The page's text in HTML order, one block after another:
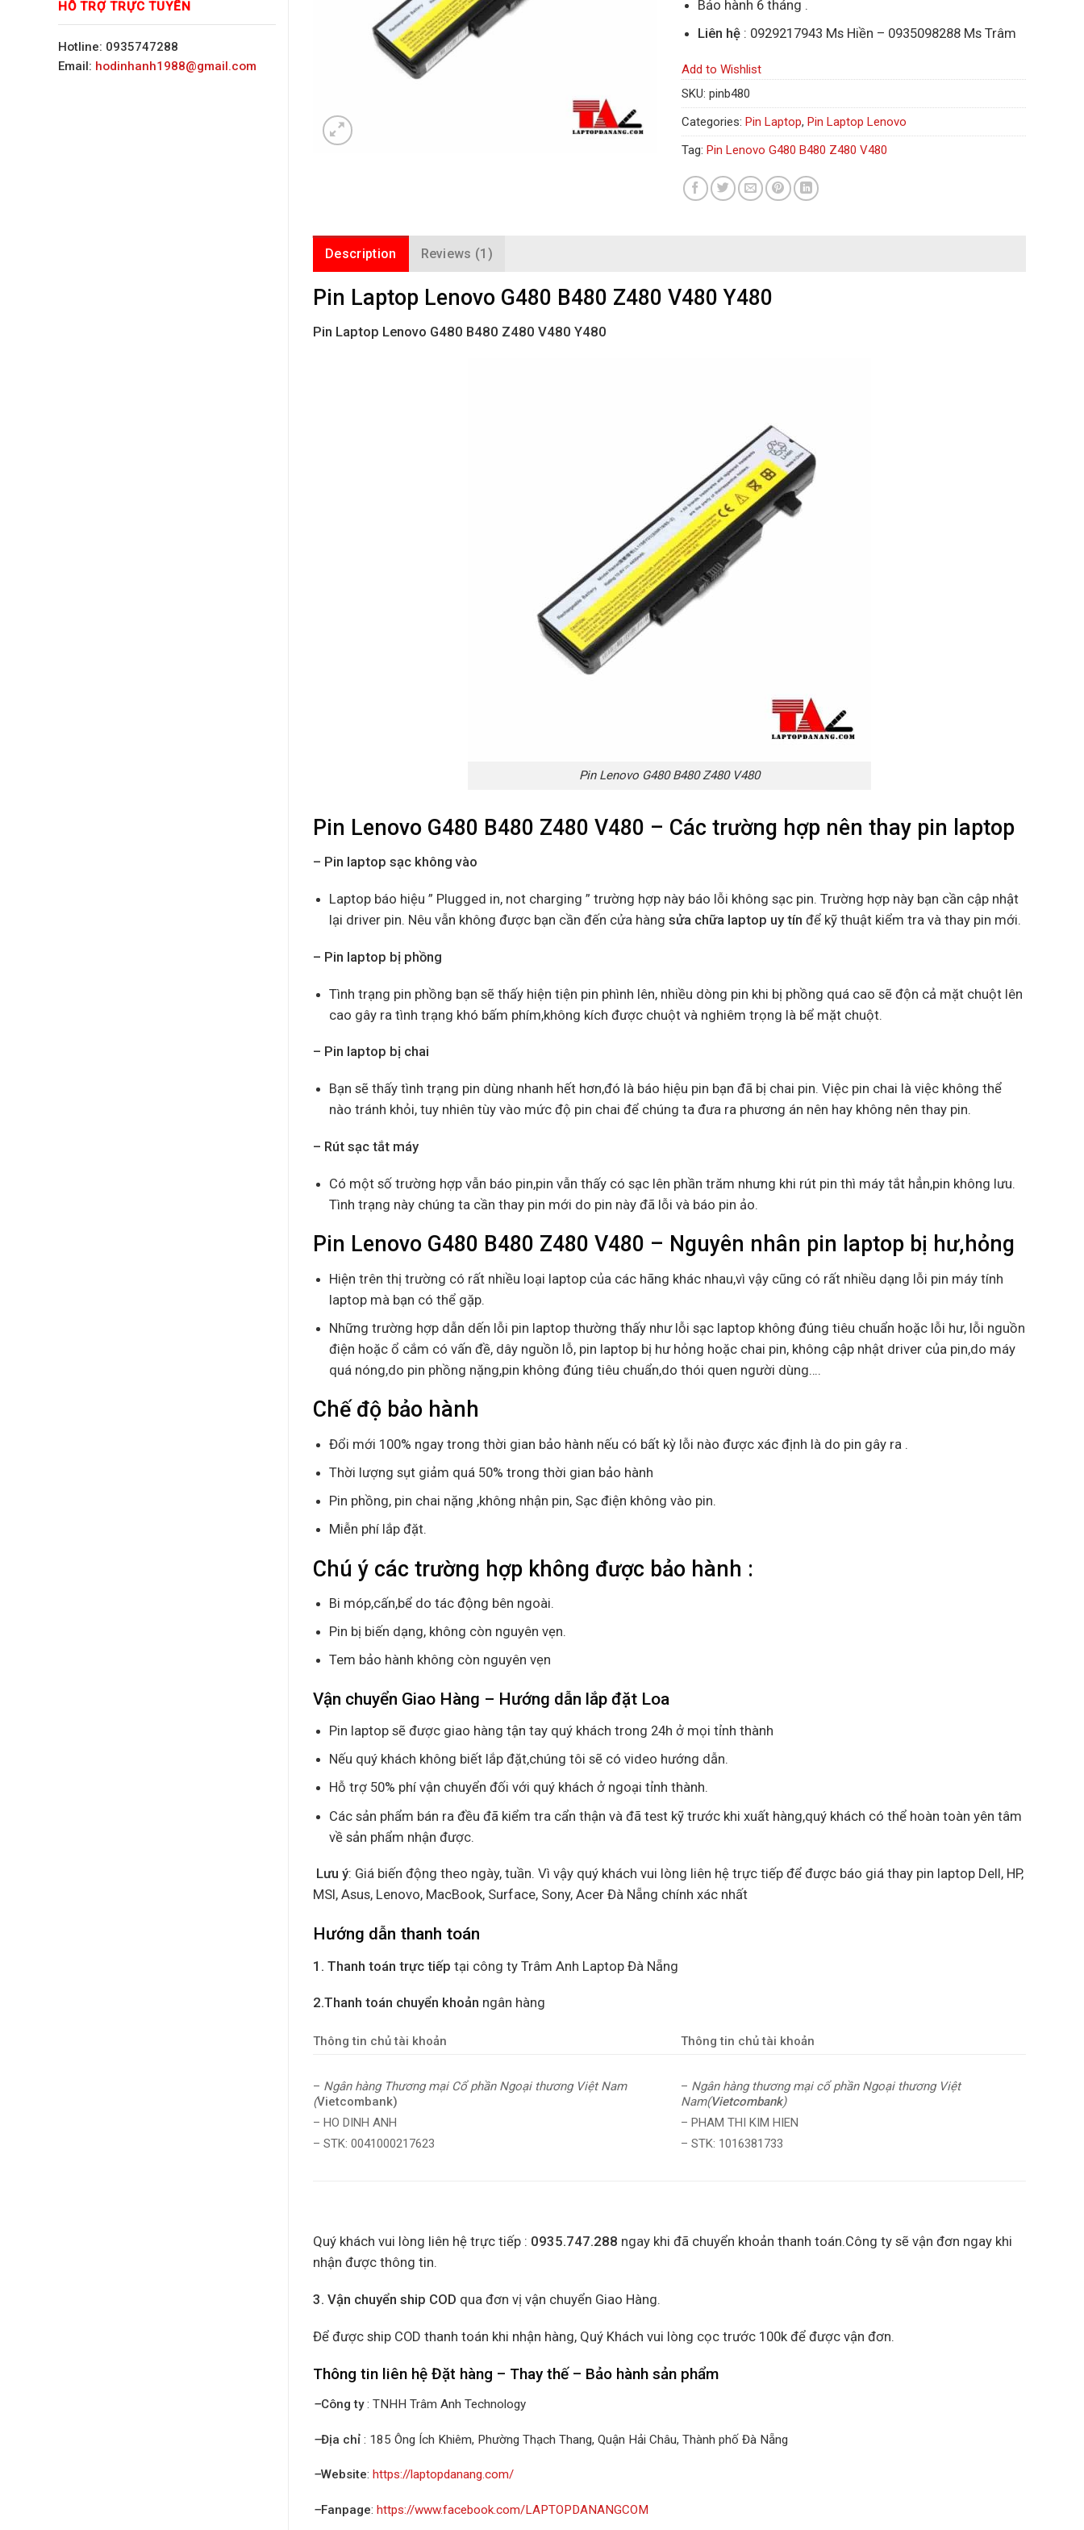
HỖ TRỢ TRỰC TUYẾN
Hotline: 0935747288
Email: hodinhanh1988@gmail.com
Bảo hành 6 tháng .
Liên hệ: 0929217943 Ms Hiền – 0935098288 Ms Trâm
Add to Wishlist
SKU: pinb480
Categories: Pin Laptop, Pin Laptop Lenovo
Tag: Pin Lenovo G480 B480 Z480 V480
Description Reviews (1)
Pin Laptop Lenovo G480 B480 Z480 V480 Y480
Pin Laptop Lenovo G480 B480 Z480 V480 Y480
Pin Lenovo G480 B480 Z480 V480
Pin Lenovo G480 B480 Z480 V480 – Các trường hợp nên thay pin laptop
– Pin laptop sạc không vào
Laptop báo hiệu ” Plugged in, not charging ” trường hợp này báo lỗi không sạc pin. Trường hợp này bạn cần cập nhật
lại driver pin. Nêu vẫn không được bạn cần đến cửa hàng sửa chữa laptop uy tín để kỹ thuật kiểm tra và thay pin mới.
– Pin laptop bị phồng
Tình trạng pin phồng bạn sẽ thấy hiện tiện pin phình lên, nhiều dòng pin khi bị phồng quá cao sẽ độn cả mặt chuột lên
cao gây ra tình trạng khó bấm phím,không kích được chuột và nghiêm trọng là bể mặt chuột.
– Pin laptop bị chai
Bạn sẽ thấy tình trạng pin dùng nhanh hết hơn,đó là báo hiệu pin bạn đã bị chai pin. Việc pin chai là việc không thể
nào tránh khỏi, tuy nhiên tùy vào mức độ pin chai để chúng ta đưa ra phương án nên hay không nên thay pin.
– Rút sạc tắt máy
Có một số trường hợp vẫn báo pin,pin vẫn thấy có sạc lên phần trăm nhưng khi rút pin thì máy tắt hẳn,pin không lưu.
Tình trạng này chúng ta cần thay pin mới do pin này đã lỗi và báo pin ảo.
Pin Lenovo G480 B480 Z480 V480 – Nguyên nhân pin laptop bị hư,hỏng
Hiện trên thị trường có rất nhiều loại laptop của các hãng khác nhau,vì vậy cũng có rất nhiều dạng lỗi pin máy tính
laptop mà bạn có thể gặp.
Những trường hợp dẫn dến lỗi pin laptop thường thấy như lỗi sạc laptop không đúng tiêu chuẩn hoặc lỗi hư, lỗi nguồn
điện hoặc ổ cắm có vấn đề, dây nguồn lỗ, pin laptop bị hư hỏng hoặc chai pin, không cập nhật driver của pin,do máy
quá nóng,do pin phồng nặng,pin không đúng tiêu chuẩn,do thói quen người dùng….
Chế độ bảo hành
Đổi mới 100% ngay trong thời gian bảo hành nếu có bất kỳ lỗi nào được xác định là do pin gây ra .
Thời lượng sụt giảm quá 50% trong thời gian bảo hành
Pin phồng, pin chai nặng ,không nhận pin, Sạc điện không vào pin.
Miễn phí lắp đặt.
Chú ý các trường hợp không được bảo hành :
Bi móp,cấn,bể do tác động bên ngoài.
Pin bị biến dạng, không còn nguyên vẹn.
Tem bảo hành không còn nguyên vẹn
Vận chuyển Giao Hàng – Hướng dẫn lắp đặt Loa
Pin laptop sẽ được giao hàng tận tay quý khách trong 24h ở mọi tỉnh thành
Nếu quý khách không biết lắp đặt,chúng tôi sẽ có video hướng dẫn.
Hỗ trợ 50% phí vận chuyển đối với quý khách ở ngoại tỉnh thành.
Các sản phẩm bán ra đều đã kiểm tra cẩn thận và đã test kỹ trước khi xuất hàng,quý khách có thể hoàn toàn yên tâm
về sản phẩm nhận được.
Lưu ý: Giá biến động theo ngày, tuần. Vì vậy quý khách vui lòng liên hệ trực tiếp để được báo giá thay pin laptop Dell, HP,
MSI, Asus, Lenovo, MacBook, Surface, Sony, Acer Đà Nẵng chính xác nhất
Hướng dẫn thanh toán
1. Thanh toán trực tiếp tại công ty Trâm Anh Laptop Đà Nẵng
2.Thanh toán chuyển khoản ngân hàng
Thông tin chủ tài khoản Thông tin chủ tài khoản
– Ngân hàng Thương mại Cổ phần Ngoại thương Việt Nam
(Vietcombank)
– HO DINH ANH
– STK: 0041000217623
– Ngân hàng thương mại cổ phần Ngoại thương Việt
Nam(Vietcombank)
– PHAM THI KIM HIEN
– STK: 1016381733
Quý khách vui lòng liên hệ trực tiếp : 0935.747.288 ngay khi đã chuyển khoản thanh toán.Công ty sẽ vận đơn ngay khi
nhận được thông tin.
3. Vận chuyển ship COD qua đơn vị vận chuyển Giao Hàng.
Để được ship COD thanh toán khi nhận hàng, Quý Khách vui lòng cọc trước 100k để được vận đơn.
Thông tin liên hệ Đặt hàng – Thay thế – Bảo hành sản phẩm
–Công ty: TNHH Trâm Anh Technology
–Địa chỉ : 185 Ông Ích Khiêm, Phường Thạch Thang, Quận Hải Châu, Thành phố Đà Nẵng
–Website: https://laptopdanang.com/
–Fanpage: https://www.facebook.com/LAPTOPDANANGCOM